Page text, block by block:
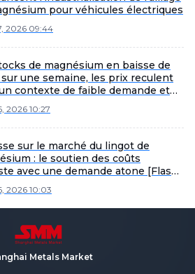
pour véhicules électriques
2026 09:44
de magnésium en baisse de
sur une semaine, les prix reculent
contexte de faible demande et
2026 10:27
sur le marché du lingot de
: le soutien des coûts
avec une demande atone [Flash
2026 10:03
Metals Market